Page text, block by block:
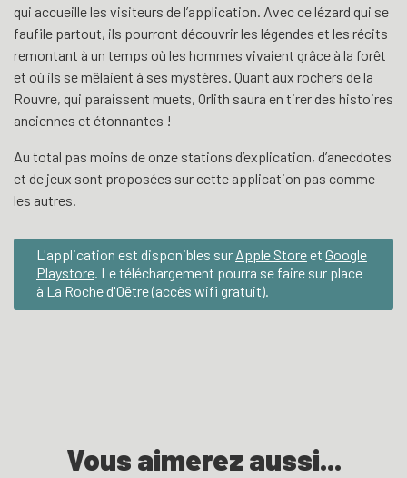
qui accueille les visiteurs de l’application. Avec ce lézard qui se
faufile partout, ils pourront découvrir les légendes et les récits
remontant à un temps où les hommes vivaient grâce à la forêt
et où ils se mêlaient à ses mystères. Quant aux rochers de la
Rouvre, qui paraissent muets, Orlith saura en tirer des histoires
anciennes et étonnantes !
Au total pas moins de onze stations d’explication, d’anecdotes
et de jeux sont proposées sur cette application pas comme
les autres.
L'application est disponibles sur Apple Storeet Google
Playstore. Le téléchargement pourra se faire sur place
à La Roche d'Oëtre (accès wifi gratuit).
Vous aimerez aussi...